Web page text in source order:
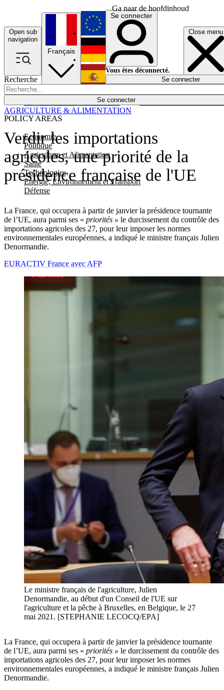
Ga naar de hoofdinhoud
Open sub
navigation
Close menu
Recherche
Se connecter
POLICY AREAS
Economie
Politique
Agriculture et Alimentation
Santé
Technologies
Energie, Environnement et Transport
Défense
Économie
Français
English
Deutsch
Español
Se connecter
Vous êtes déconnecté.
Se connecter
Verdir les importations
agricoles, une priorité de la
présidence française de l'UE
La France, qui occupera à partir de janvier la présidence tournante
de l’UE, aura parmi ses « priorités » le durcissement du contrôle des
importations agricoles des 27, pour leur imposer les normes
environnementales européennes, a indiqué le ministre français Julien
Denormandie.
AGRICULTURE & ALIMENTATION
EURACTIV France avec AFP
Le ministre français de l'agriculture, Julien
Denormandie, au début d'un Conseil de l'UE sur
l'agriculture et la pêche à Bruxelles, en Belgique, le 27
mai 2021. [STEPHANIE LECOCQ/EPA]
La France, qui occupera à partir de janvier la présidence tournante
de l’UE, aura parmi ses « priorités » le durcissement du contrôle des
importations agricoles des 27, pour leur imposer les normes
environnementales européennes, a indiqué le ministre français Julien
Denormandie.